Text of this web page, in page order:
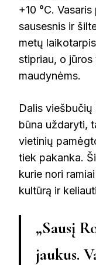
+10 °C.
sausesnis ir
metų
stipriau, o
maudynėms.
Dalis viešbučių
būna uždaryti,
vietinių
tiek pakanka.
kurie nori
kultūrą ir
„Sausį
jaukus.